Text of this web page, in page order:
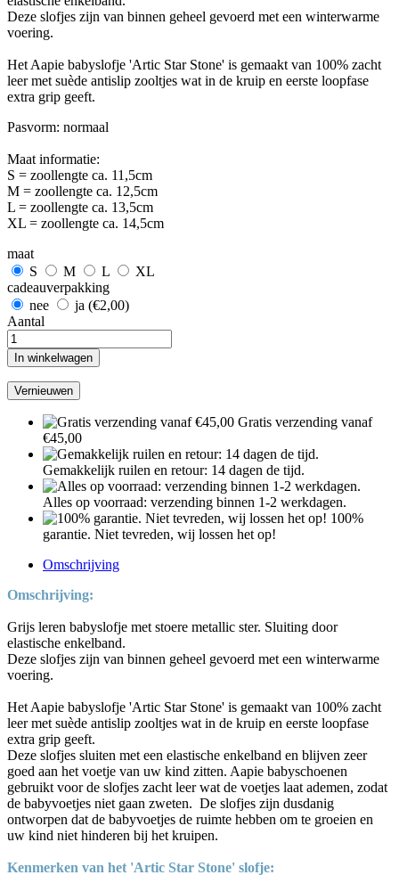
Deze slofjes zijn van binnen geheel gevoerd met een winterwarme
voering.
Het Aapie babyslofje 'Artic Star Stone' is gemaakt van 100% zacht
leer met suède antislip zooltjes wat in de kruip en eerste loopfase
extra grip geeft.
Pasvorm: normaal
Maat informatie:
S = zoollengte ca. 11,5cm
M = zoollengte ca. 12,5cm
L = zoollengte ca. 13,5cm
XL = zoollengte ca. 14,5cm
maat
S
M L
XL
cadeauverpakking
nee
ja (€2,00)
Aantal
In winkelwagen
Gratis verzending vanaf
€45,00
Gemakkelijk ruilen en retour: 14 dagen de tijd.
Alles op voorraad: verzending binnen 1-2 werkdagen.
100%
garantie. Niet tevreden, wij lossen het op!
Omschrijving
Omschrijving:
Grijs leren babyslofje met stoere metallic ster. Sluiting door
elastische enkelband.
Deze slofjes zijn van binnen geheel gevoerd met een winterwarme
voering.
Het Aapie babyslofje 'Artic Star Stone' is gemaakt van 100% zacht
leer met suède antislip zooltjes wat in de kruip en eerste loopfase
extra grip geeft.
Deze slofjes sluiten met een elastische enkelband en blijven zeer
goed aan het voetje van uw kind zitten. Aapie babyschoenen
gebruikt voor de slofjes zacht leer wat de voetjes laat ademen, zodat
de babyvoetjes niet gaan zweten. De slofjes zijn dusdanig
ontworpen dat de babyvoetjes de ruimte hebben om te groeien en
uw kind niet hinderen bij het kruipen.
Kenmerken van het 'Artic Star Stone' slofje: